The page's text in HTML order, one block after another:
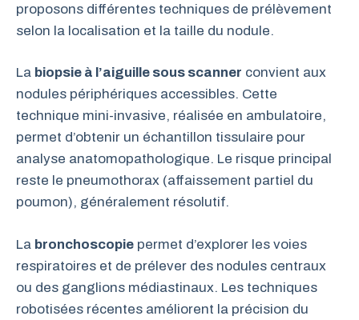
proposons différentes techniques de prélèvement
selon la localisation et la taille du nodule.
La biopsie à l’aiguille sous scanner convient aux
nodules périphériques accessibles. Cette
technique mini-invasive, réalisée en ambulatoire,
permet d’obtenir un échantillon tissulaire pour
analyse anatomopathologique. Le risque principal
reste le pneumothorax (affaissement partiel du
poumon), généralement résolutif.
La bronchoscopie permet d’explorer les voies
respiratoires et de prélever des nodules centraux
ou des ganglions médiastinaux. Les techniques
robotisées récentes améliorent la précision du